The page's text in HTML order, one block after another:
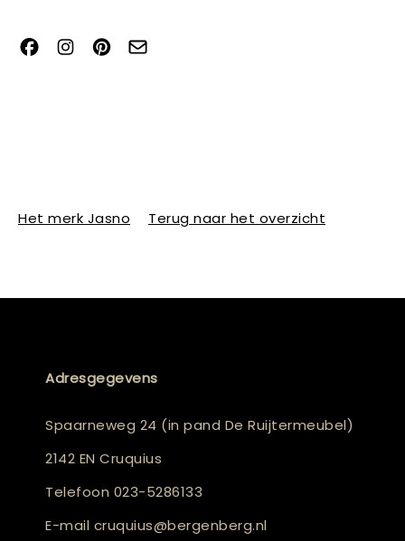
Het merk Jasno Terug naar het overzicht
Adresgegevens
Spaarneweg 24 (in pand De Ruijtermeubel)
2142 EN Cruquius
Telefoon 023-5286133
E-mail cruquius@bergenberg.nl